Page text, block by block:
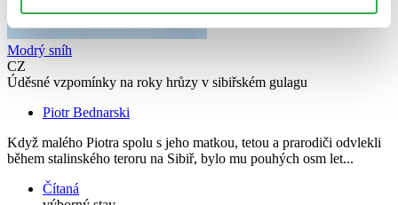
Modrý sníh
CZ
Úděsné vzpomínky na roky hrůzy v sibiřském gulagu
Piotr Bednarski
Když malého Piotra spolu s jeho matkou, tetou a prarodiči odvlekli
během stalinského teroru na Sibiř, bylo mu pouhých osm let...
Čítaná